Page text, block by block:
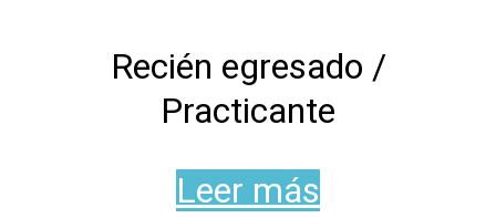
Recién egresado /
Practicante
Leer más